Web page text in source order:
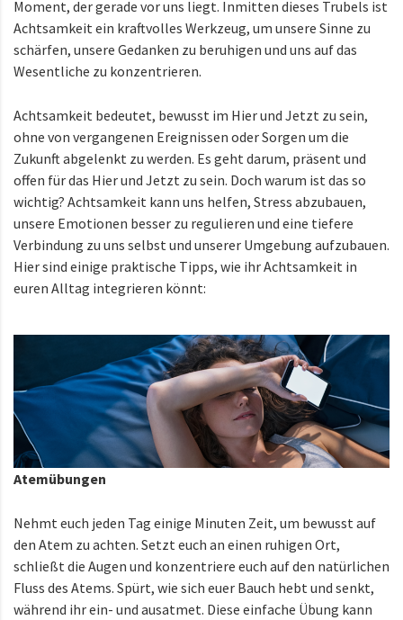
Moment, der gerade vor uns liegt. Inmitten dieses Trubels ist
Achtsamkeit ein kraftvolles Werkzeug, um unsere Sinne zu
schärfen, unsere Gedanken zu beruhigen und uns auf das
Wesentliche zu konzentrieren.
Achtsamkeit bedeutet, bewusst im Hier und Jetzt zu sein,
ohne von vergangenen Ereignissen oder Sorgen um die
Zukunft abgelenkt zu werden. Es geht darum, präsent und
offen für das Hier und Jetzt zu sein. Doch warum ist das so
wichtig? Achtsamkeit kann uns helfen, Stress abzubauen,
unsere Emotionen besser zu regulieren und eine tiefere
Verbindung zu uns selbst und unserer Umgebung aufzubauen.
Hier sind einige praktische Tipps, wie ihr Achtsamkeit in
euren Alltag integrieren könnt:
Atemübungen
Nehmt euch jeden Tag einige Minuten Zeit, um bewusst auf
den Atem zu achten. Setzt euch an einen ruhigen Ort,
schließt die Augen und konzentriere euch auf den natürlichen
Fluss des Atems. Spürt, wie sich euer Bauch hebt und senkt,
während ihr ein- und ausatmet. Diese einfache Übung kann